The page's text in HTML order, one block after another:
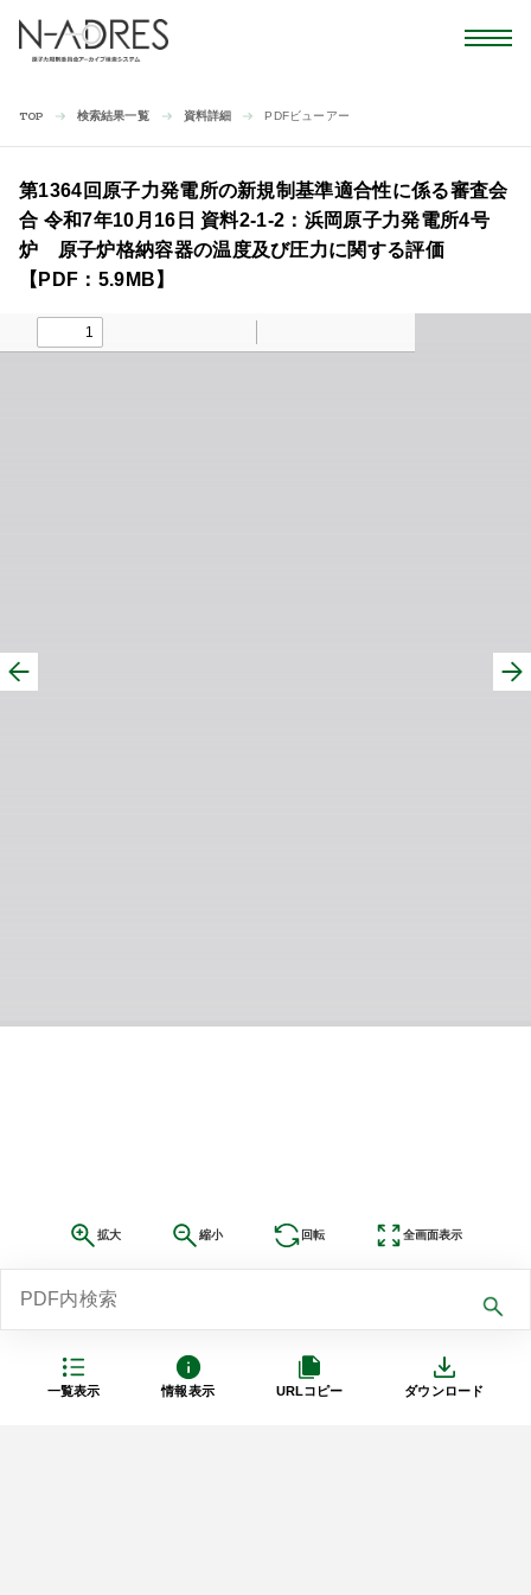
TOP 検索結果一覧 資料詳細 PDFビューアー
一覧表示 情報表示 URLコピー ダウンロード
第1364回原子力発電所の新規制基準適合性に係る審査会
合 令和7年10月16日 資料2-1-2：浜岡原子力発電所4号
炉 原子炉格納容器の温度及び圧力に関する評価
【PDF：5.9MB】
拡大 縮小 回転 全画面表示